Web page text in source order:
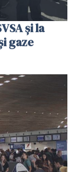
și la
gaze